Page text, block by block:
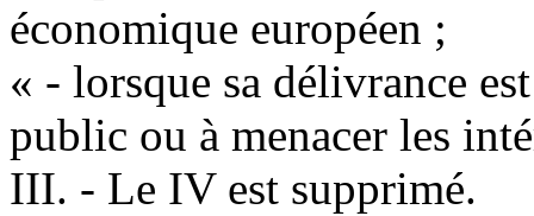
économique européen ;
« - lorsque sa délivrance
public ou à menacer les
III. - Le IV est supprimé.